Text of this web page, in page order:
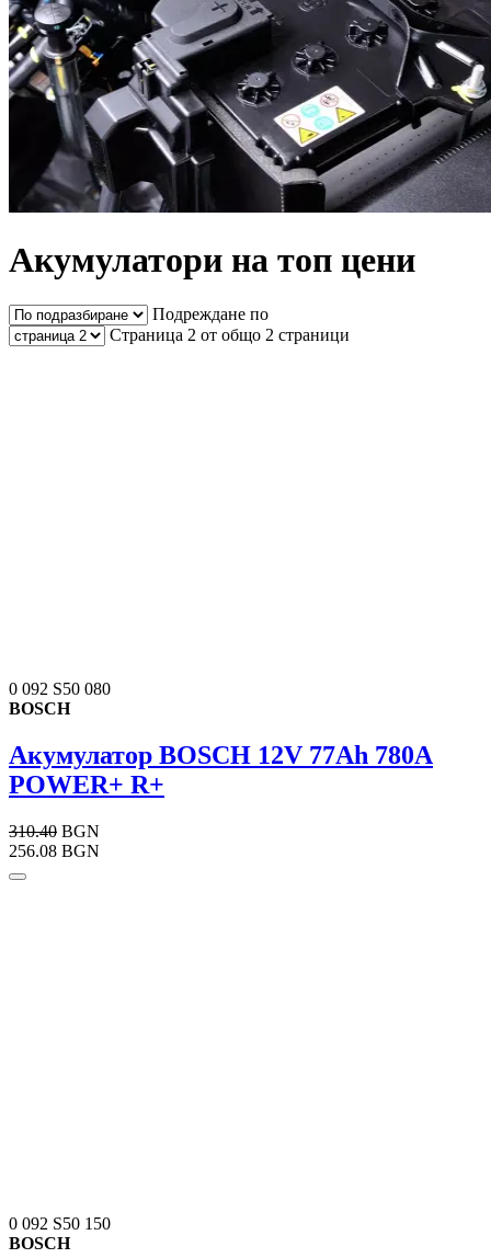
Акумулатори на топ цени
Подреждане по
Страница 2 от общо 2 страници
0 092 S50 080
BOSCH
Акумулатор BOSCH 12V 77Ah 780A
POWER+ R+
310.40 BGN
256.08 BGN
0 092 S50 150
BOSCH